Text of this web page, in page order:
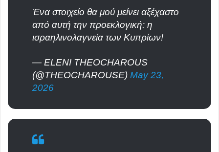
Ένα στοιχείο θα μού μείνει αξέχαστο
από αυτή την προεκλογική: η
ισραηλινολαγνεία των Κυπρίων!
— ELENI THEOCHAROUS
(@THEOCHAROUSE) May 23,
2026